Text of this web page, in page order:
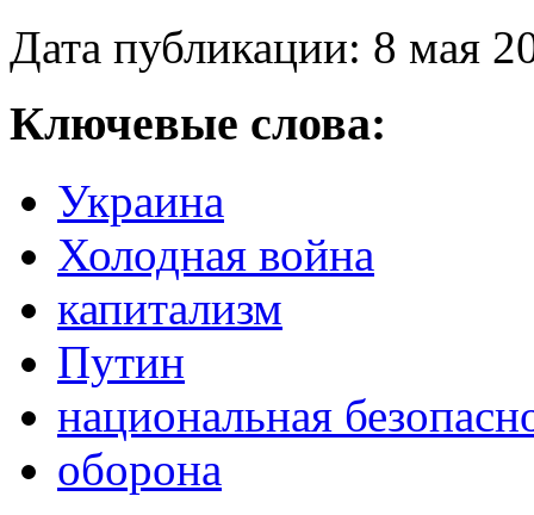
Дата публикации: 8 мая
Ключевые слова:
Украина
Холодная война
капитализм
Путин
национальная
оборона